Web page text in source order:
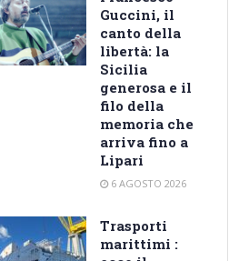
Guccini, il
canto della
libertà: la
Sicilia
generosa e il
filo della
memoria che
arriva fino a
Lipari
6 AGOSTO 2026
Trasporti
marittimi :